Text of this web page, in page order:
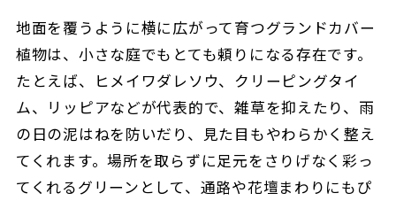
地面を覆うように横に広がって育つグランドカバー
植物は、小さな庭でもとても頼りになる存在です。
たとえば、ヒメイワダレソウ、クリーピングタイ
ム、リッピアなどが代表的で、雑草を抑えたり、雨
の日の泥はねを防いだり、見た目もやわらかく整え
てくれます。場所を取らずに足元をさりげなく彩っ
てくれるグリーンとして、通路や花壇まわりにもぴ